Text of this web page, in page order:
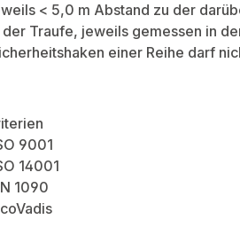
< 5,0 m Abstand zu der
Traufe, jeweils gemessen in
einer Reihe darf
9001
14001
1090